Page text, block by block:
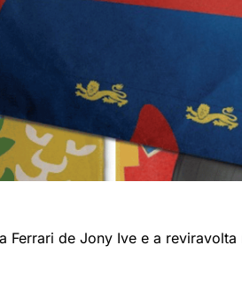
de Jony Ive e a